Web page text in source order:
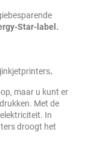
Star-label.
.
maar u kunt er
Met de
In
droogt het